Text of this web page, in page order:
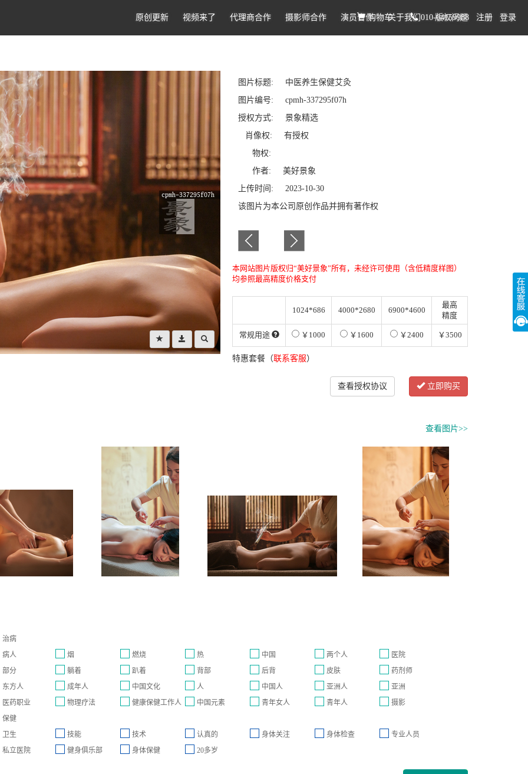
原创更新 视频来了 代理商合作 摄影师合作 演员合作 关于我们 版权问题
购物车 010-64159988 注册 登录
图片标题: 中医养生保健艾灸
图片编号: cpmh-337295f07h
授权方式: 景象精选
肖像权: 有授权
物权:
作者: 美好景象
上传时间: 2023-10-30
该图片为本公司原创作品并拥有著作权
本网站图片版权归“美好景象”所有，未经许可使用（含低精度样图）
均参照最高精度价格支付
1024*686 4000*2680 6900*4600
最高
精度
常规用途 ￥1000 ￥1600 ￥2400 ￥3500
特惠套餐（联系客服）
查看授权协议 立即购买
查看图片>>
治病
病人
烟 燃烧 热 中国 两个人
医院
部分
躺着 趴着 背部 后背 皮肤
药剂师
东方人
成年人 中国文化 人 中国人 亚洲人
亚洲
医药职业
物理疗法 健康保健工作人 中国元素 青年女人 青年人
摄影
保健
卫生
技能 技术 认真的 身体关注 身体检查
专业人员
私立医院
健身俱乐部 身体保健 20多岁